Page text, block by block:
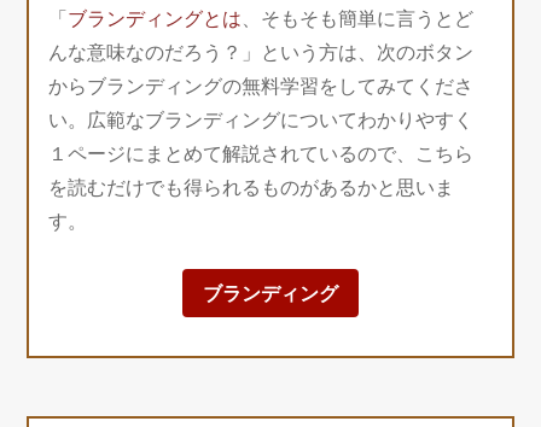
「ブランディングとは、そもそも簡単に言うとど
んな意味なのだろう？」という方は、次のボタン
からブランディングの無料学習をしてみてくださ
い。広範なブランディングについてわかりやすく
１ページにまとめて解説されているので、こちら
を読むだけでも得られるものがあるかと思いま
す。
ブランディング